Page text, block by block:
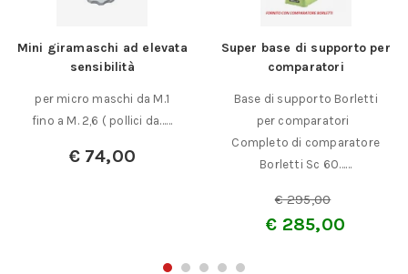
Mini giramaschi ad elevata
sensibilità
per micro maschi da M.1
fino a M. 2,6 ( pollici da……
€74,00
Super base di supporto per
comparatori
Base di supporto Borletti
per comparatori
Completo di comparatore
Borletti Sc 60……
€295,00
€ 285,00